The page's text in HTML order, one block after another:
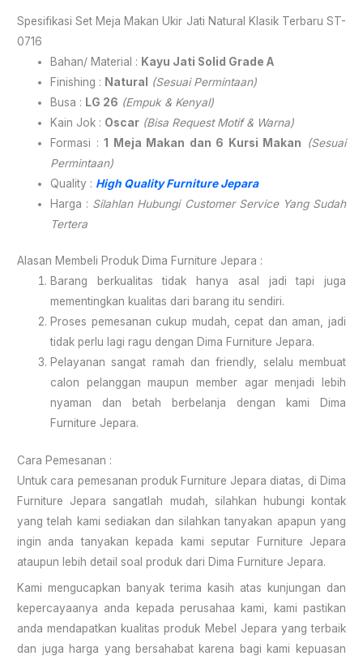
Spesifikasi Set Meja Makan Ukir Jati Natural Klasik Terbaru ST-
0716
Bahan/ Material : Kayu Jati Solid Grade A
Finishing : Natural
(Sesuai Permintaan)
Busa : LG 26 (Empuk & Kenyal)
Kain Jok : Oscar (Bisa Request Motif & Warna)
Formasi :1 Meja Makan dan 6 Kursi Makan
(Sesuai
Permintaan)
Quality : High Quality Furniture Jepara
Harga : Silahlan Hubungi Customer Service Yang Sudah
Tertera
Alasan Membeli Produk Dima Furniture Jepara :
Barang berkualitas tidak hanya asal jadi tapi juga
mementingkan kualitas dari barang itu sendiri.
Proses pemesanan cukup mudah, cepat dan aman, jadi
tidak perlu lagi ragu dengan Dima Furniture Jepara.
Pelayanan sangat ramah dan friendly, selalu membuat
calon pelanggan maupun member agar menjadi lebih
nyaman dan betah berbelanja dengan kami Dima
Furniture Jepara.
Cara Pemesanan :
Untuk cara pemesanan produk Furniture Jepara diatas, di Dima
Furniture Jepara sangatlah mudah, silahkan hubungi kontak
yang telah kami sediakan dan silahkan tanyakan apapun yang
ingin anda tanyakan kepada kami seputar Furniture Jepara
ataupun lebih detail soal produk dari Dima Furniture Jepara.
Kami mengucapkan banyak terima kasih atas kunjungan dan
kepercayaanya anda kepada perusahaa kami, kami pastikan
anda mendapatkan kualitas produk Mebel Jepara yang terbaik
dan juga harga yang bersahabat karena bagi kami kepuasan